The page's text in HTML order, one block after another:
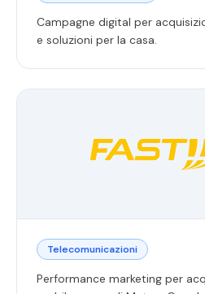
Campagne digital per
e soluzioni per la casa.
Telecomunicazioni
Performance marketing per